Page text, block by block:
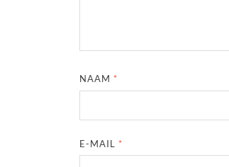
NAAM *
E-MAIL *